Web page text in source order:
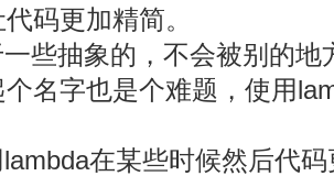
码更加精简。
些抽象的，不会被别的
名字也是个难题，使用
在某些时候然后代